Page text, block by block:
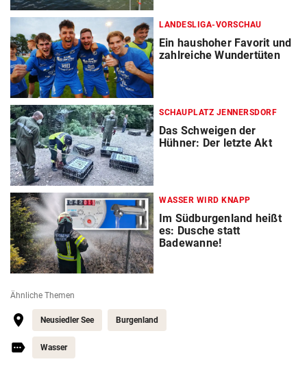
LANDESLIGA-VORSCHAU
Ein haushoher Favorit und
zahlreiche Wundertüten
SCHAUPLATZ JENNERSDORF
Das Schweigen der
Hühner: Der letzte Akt
WASSER WIRD KNAPP
Im Südburgenland heißt
es: Dusche statt
Badewanne!
Ähnliche Themen
Neusiedler See Burgenland
Wasser